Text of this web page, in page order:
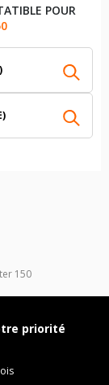
150
POUR
priorité